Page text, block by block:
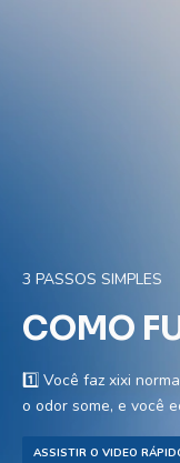
3 PASSOS SIMPLES
COMO
1️⃣ Você faz xixi
o odor some, e você
ASSISTIR O VIDEO